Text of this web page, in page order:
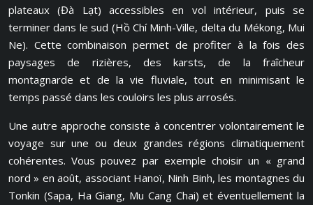
plateaux (Đà Lạt) accessibles en vol intérieur, puis se
terminer dans le sud (Hồ Chí Minh-Ville, delta du Mékong, Mui
Ne). Cette combinaison permet de profiter à la fois des
paysages de rizières, des karsts, de la fraîcheur
montagnarde et de la vie fluviale, tout en minimisant le
temps passé dans les couloirs les plus arrosés.
Une autre approche consiste à concentrer volontairement le
voyage sur une ou deux grandes régions climatiquement
cohérentes. Vous pouvez par exemple choisir un « grand
nord » en août, associant Hanoï, Ninh Binh, les montagnes du
Tonkin (Sapa, Ha Giang, Mu Cang Chai) et éventuellement la